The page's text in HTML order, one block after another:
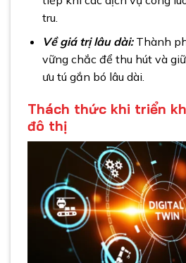
tru.
Về giá trị lâu dài:Thành
vững chắc để thu hút và
ưu tú gắn bó lâu dài.
Thách thức khi triển
đô thị